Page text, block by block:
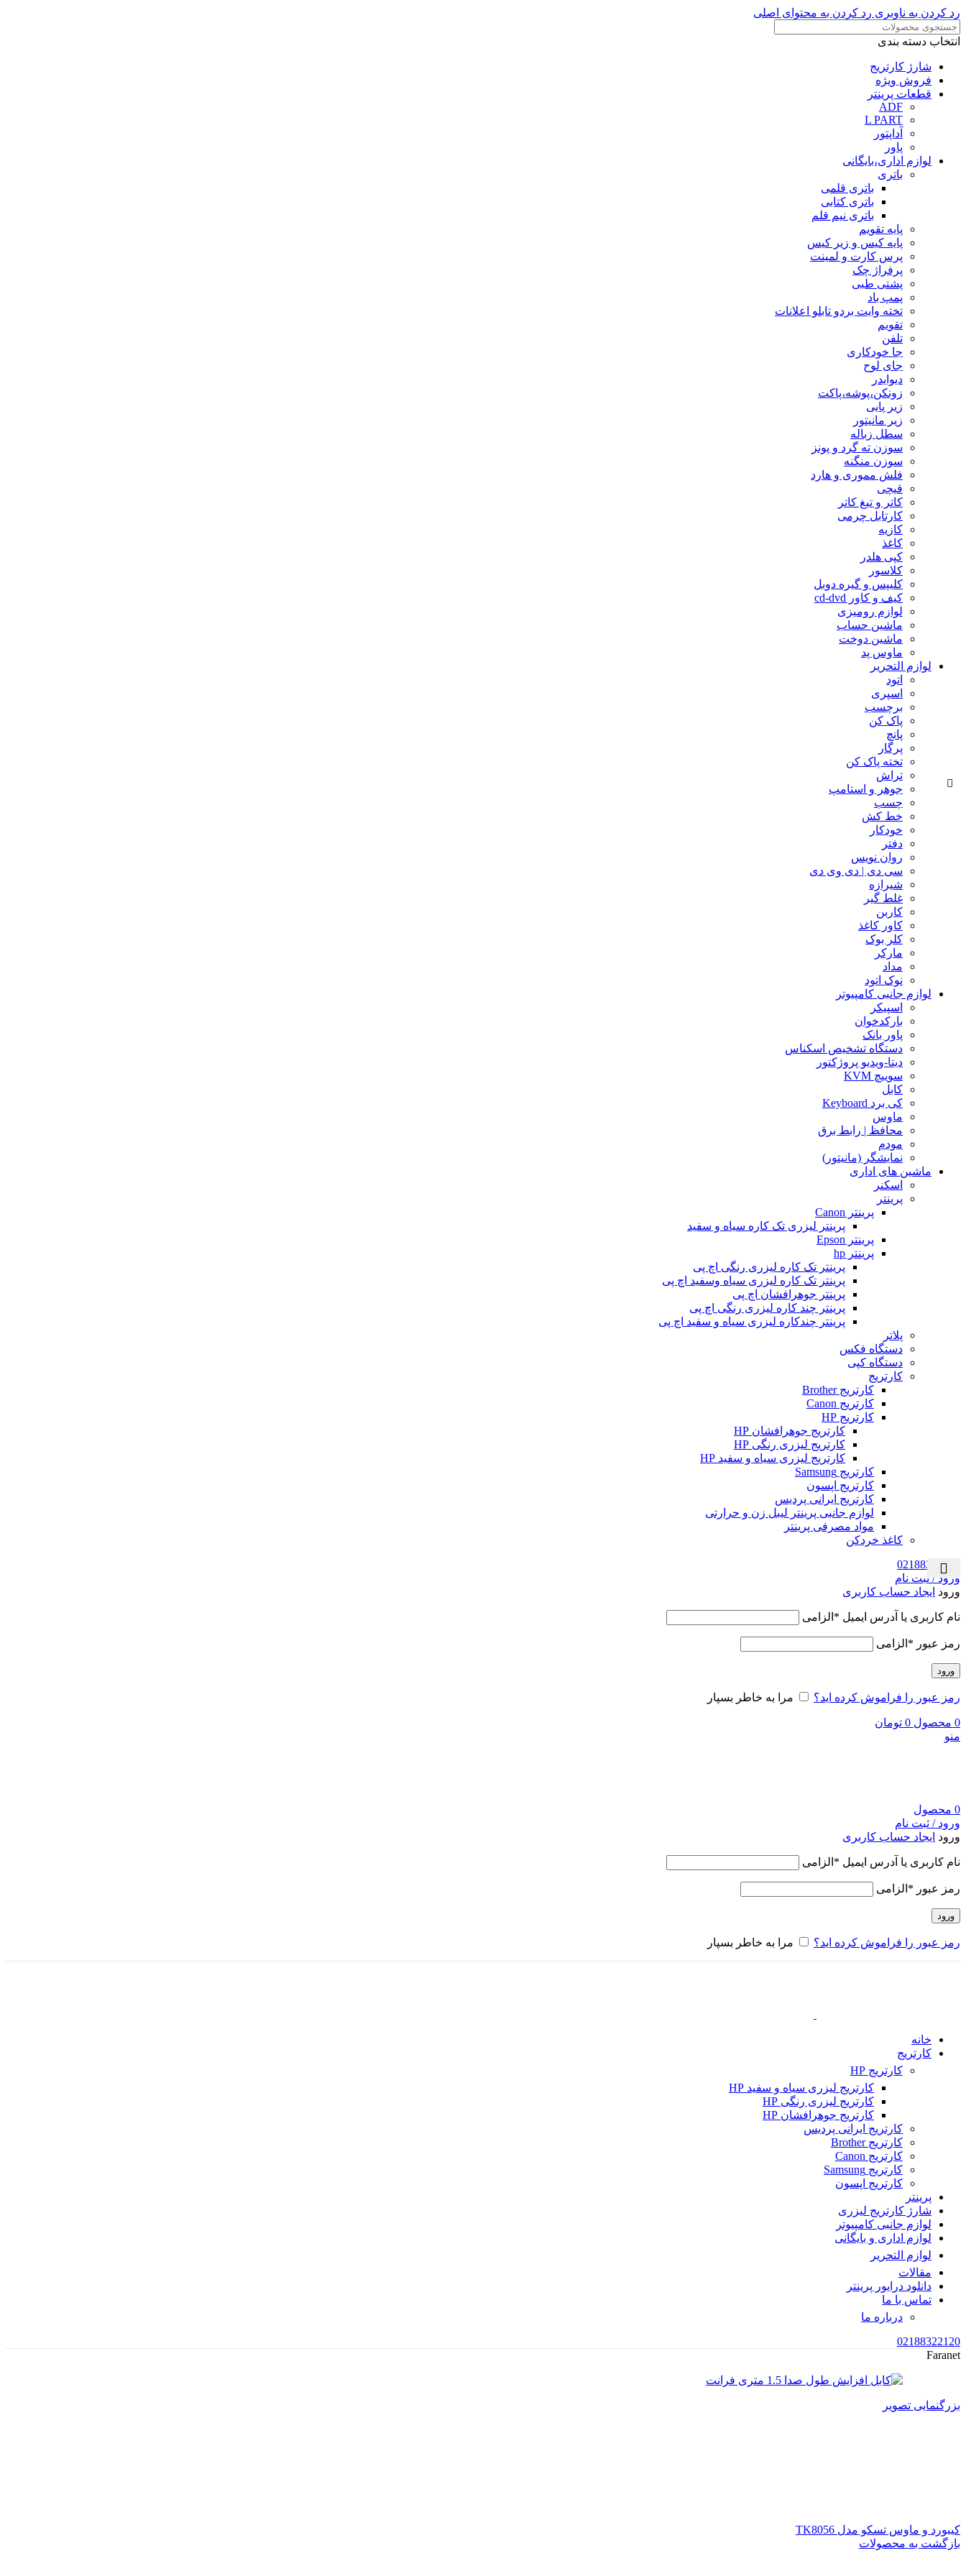
رد کردن به ناوبری رد کردن به محتوای اصلی
انتخاب دسته بندی
شارژ کارتریج
فروش ویژه
قطعات پرینتر
ADF
L PART
آداپتور
پاور
لوازم اداری،بایگانی
باتری
باتری قلمی
باتری کتابی
باتری نیم قلم
پایه تقویم
پایه کیس و زیر کیس
پرس کارت و لمینت
پرفراژ چک
پشتی طبی
پمپ باد
تخته وایت بردو تابلو اعلانات
تقویم
تلفن
جا خودکاری
جای لوح
دیوایدر
زونکن،پوشه،پاکت
زیر پایی
زیر مانیتور
سطل زباله
سوزن ته گرد و پونز
سوزن منگنه
فلش مموری و هارد
قیچی
کاتر و تیغ کاتر
کارتابل چرمی
کازیه
کاغذ
کپی هلدر
کلاسور
کلیپس و گیره دوبل
کیف و کاور cd-dvd
لوازم رومیزی
ماشین حساب
ماشین دوخت
ماوس پد
لوازم التحریر
اتود
اسپری
برچسب
پاک کن
پانچ
پرگار
تخته پاک کن
تراش
جوهر و استامپ
چسب
خط کش
خودکار
دفتر
روان نویس
سی دی | دی وی دی
شیرازه
غلط گیر
کاربن
کاور کاغذ
کلر بوک
مارکر
مداد
نوک اتود
لوازم جانبی کامپیوتر
اسپیکر
بارکدخوان
پاور بانک
دستگاه تشخیص اسکناس
دیتا-ویدیو پروژکتور
سوییچ KVM
کابل
کی برد Keyboard
ماوس
محافظ | رابط برق
مودم
نمایشگر (مانیتور)
ماشین های اداری
اسکنر
پرینتر
پرینتر Canon
پرینتر لیزری تک کاره سیاه و سفید
پرینتر Epson
پرینتر hp
پرینتر تک کاره لیزری رنگی اچ پی
پرینتر تک کاره لیزری سیاه وسفید اچ پی
پرینتر جوهرافشان اچ پی
پرینتر چند کاره لیزری رنگی اچ پی
پرینتر چندکاره لیزری سیاه و سفید اچ پی
پلاتر
دستگاه فکس
دستگاه کپی
کارتریج
کارتریج Brother
کارتریج Canon
کارتریج HP
کارتریج جوهرافشان HP
کارتریج لیزری رنگی HP
کارتریج لیزری سیاه و سفید HP
کارتریج Samsung
کارتریج اپسون
کارتریج ایرانی پردیس
لوازم جانبی پرینتر لیبل زن و حرارتی
مواد مصرفی پرینتر
کاغذ خردکن
02188322120
ورود / ثبت نام
ورود ایجاد حساب کاربری
نام کاربری یا آدرس ایمیل * الزامی
رمز عبور * الزامی
ورود
رمز عبور را فراموش کرده اید؟ مرا به خاطر بسپار
0 محصول 0 تومان
منو
0 محصول
ورود / ثبت نام
ورود ایجاد حساب کاربری
نام کاربری یا آدرس ایمیل * الزامی
رمز عبور * الزامی
ورود
رمز عبور را فراموش کرده اید؟ مرا به خاطر بسپار
خانه
کارتریج
کارتریج HP
کارتریج لیزری سیاه و سفید HP
کارتریج لیزری رنگی HP
کارتریج جوهرافشان HP
کارتریج ایرانی پردیس
کارتریج Brother
کارتریج Canon
کارتریج Samsung
کارتریج اپسون
پرینتر
شارژ کارتریج لیزری
لوازم جانبی کامپیوتر
لوازم اداری و بایگانی
لوازم التحریر
مقالات
دانلود درایور پرینتر
تماس با ما
درباره ما
02188322120
Faranet
بزرگنمایی تصویر
کیبورد و ماوس تسکو مدل TK8056
بازگشت به محصولات